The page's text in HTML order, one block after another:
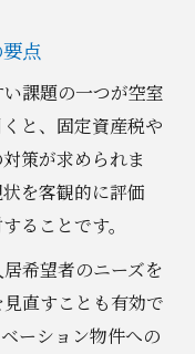
点
課題の一つが空室
と、固定資産税や
策が求められま
を客観的に評価
ることです。
希望者のニーズを
直すことも有効で
ーション物件への